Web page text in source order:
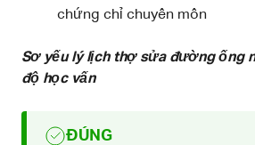
chứng chỉ chuyên môn
Sơ yếu lý lịch thợ sửa đường ống
độ học vấn
ĐÚNG